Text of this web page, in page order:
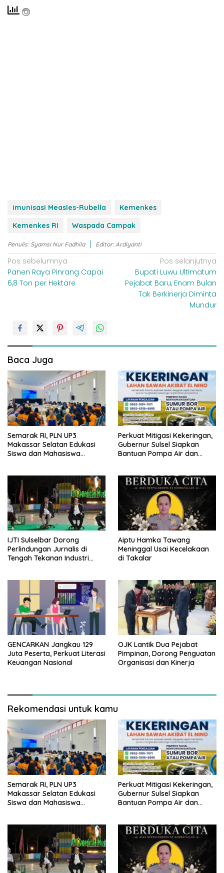
imunisasi Measles-Rubella
Kemenkes
Kemenkes RI
Waspada Campak
Penulis: Syamsi Nur Fadhila Editor: Ardiyanti
N
a
v
s
i
p
o
s
Pos sebelumnya
Panen Raya Pinrang Capai
6,8 Ton per Hektare
Pos selanjutnya
Bupati Luwu Ultimatum
Pejabat Baru, Enam Bulan
Tak Berkinerja Diminta
Mundur
Baca Juga
Semarak RI, PLN UP3
Makassar Selatan Edukasi
Siswa dan Mahasiswa
Perkuat Mitigasi Kekeringan,
Gubernur Sulsel Siapkan
Bantuan Pompa Air dan
IJTI Sulselbar Dorong
Perlindungan Jurnalis di
Tengah Tekanan Industri
Aiptu Hamka Tawang
Meninggal Usai Kecelakaan
di Takalar
GENCARKAN Jangkau 129
Juta Peserta, Perkuat Literasi
Keuangan Nasional
OJK Lantik Dua Pejabat
Pimpinan, Dorong Penguatan
Organisasi dan Kinerja
Rekomendasi untuk kamu
Semarak RI, PLN UP3
Makassar Selatan Edukasi
Siswa dan Mahasiswa
Perkuat Mitigasi Kekeringan,
Gubernur Sulsel Siapkan
Bantuan Pompa Air dan